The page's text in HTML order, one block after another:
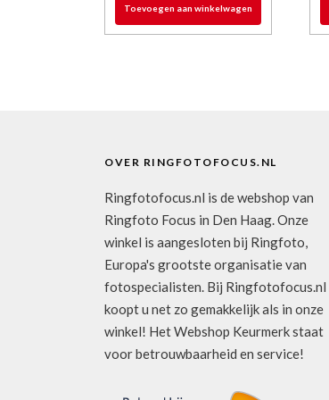
Toevoegen aan winkelwagen
OVER RINGFOTOFOCUS.NL
Ringfotofocus.nl is de webshop van
Ringfoto Focus in Den Haag. Onze
winkel is aangesloten bij Ringfoto,
Europa's grootste organisatie van
fotospecialisten. Bij Ringfotofocus.nl
koopt u net zo gemakkelijk als in onze
winkel! Het Webshop Keurmerk staat
voor betrouwbaarheid en service!